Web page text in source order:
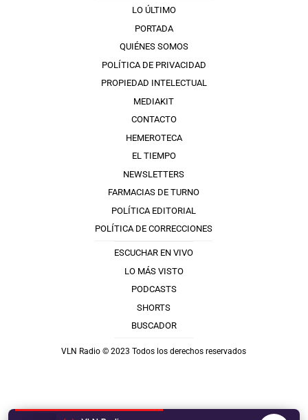
LO ÚLTIMO
PORTADA
QUIÉNES SOMOS
POLÍTICA DE PRIVACIDAD
PROPIEDAD INTELECTUAL
MEDIAKIT
CONTACTO
HEMEROTECA
EL TIEMPO
NEWSLETTERS
FARMACIAS DE TURNO
POLÍTICA EDITORIAL
POLÍTICA DE CORRECCIONES
ESCUCHAR EN VIVO
LO MÁS VISTO
PODCASTS
SHORTS
BUSCADOR
VLN Radio © 2023 Todos los derechos reservados